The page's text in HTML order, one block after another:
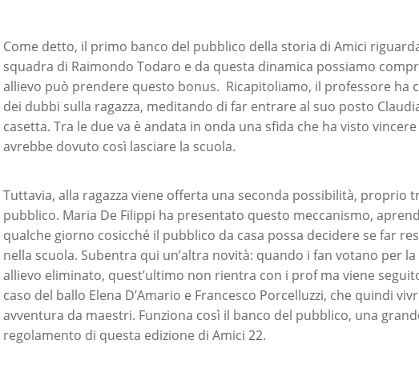
Come detto, il primo banco del pubblico della storia di Amici
squadra di Raimondo Todaro e da questa dinamica possiamo
allievo può prendere questo bonus. Ricapitoliamo, il professore ha
dei dubbi sulla ragazza, meditando di far entrare al suo posto
casetta. Tra le due va è andata in onda una sfida che ha visto
avrebbe dovuto così lasciare la scuola.
Tuttavia, alla ragazza viene offerta una seconda possibilità, proprio
pubblico. Maria De Filippi ha presentato questo meccanismo,
qualche giorno cosicché il pubblico da casa possa decidere se far
nella scuola. Subentra qui un’altra novità: quando i fan votano per
allievo eliminato, quest’ultimo non rientra con i prof ma viene
caso del ballo Elena D’Amario e Francesco Porcelluzzi, che quindi
avventura da maestri. Funziona così il banco del pubblico, una
regolamento di questa edizione di Amici 22.